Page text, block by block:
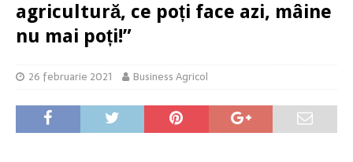
agricultură, ce poți face azi, mâine
nu mai poți!”
26 februarie 2021 Business Agricol